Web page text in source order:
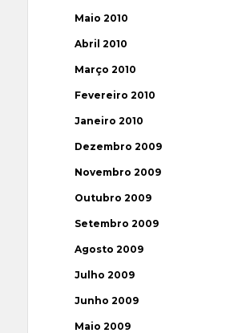
Maio 2010
Abril 2010
Março 2010
Fevereiro 2010
Janeiro 2010
Dezembro 2009
Novembro 2009
Outubro 2009
Setembro 2009
Agosto 2009
Julho 2009
Junho 2009
Maio 2009